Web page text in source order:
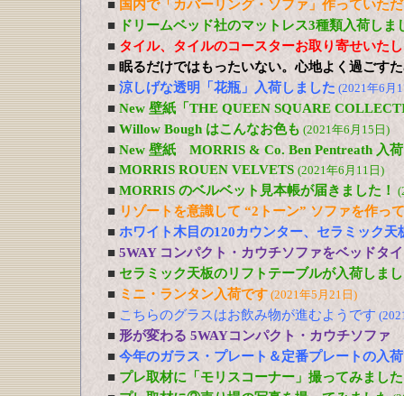
■ 国内で「カバーリング・ソファ」作っていた
■
ドリームベッド社のマットレス3種類入荷しま
■ タイル、タイルのコースターお取り寄せいた
■ 眠るだけではもったいない。心地よく過ごす
■ 涼しげな透明「花瓶」入荷しました (2021年6月
■ New 壁紙「THE QUEEN SQUARE
■ Willow Bough はこんなお色も (2021年6月15日)
■ New 壁紙 MORRIS & Co. Ben Pentreath 入
■ MORRIS ROUEN VELVETS (2021年6月11日)
■ MORRIS のベルベット見本帳が届きました！
■ リゾートを意識して “2トーン” ソファを作っ
■ ホワイト木目の120カウンター、セラミック天
■ 5WAY コンパクト・カウチソファをベッドタ
■ セラミック天板のリフトテーブルが入荷しま
■ ミニ・ランタン入荷です (2021年5月21日)
■ こちらのグラスはお飲み物が進むようです
■ 形が変わる 5WAYコンパクト・カウチソファ
■ 今年のガラス・プレート＆定番プレートの入
■ プレ取材に「モリスコーナー」撮ってみました